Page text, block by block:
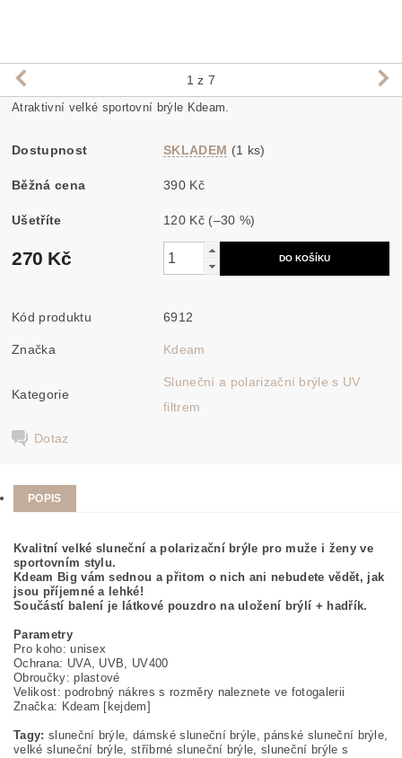
1 z 7
Atraktivní velké sportovní brýle Kdeam.
Dostupnost SKLADEM (1 ks)
Běžná cena 390 Kč
Ušetříte 120 Kč (–30 %)
270 Kč
Kód produktu 6912
Značka Kdeam
Kategorie
Sluneční a polarizační brýle s UV
filtrem
Dotaz
POPIS
Kvalitní velké sluneční a polarizační brýle pro muže i ženy ve
sportovním stylu.
Kdeam Big vám sednou a přitom o nich ani nebudete vědět, jak
jsou příjemné a lehké!
Součástí balení je látkové pouzdro na uložení brýlí + hadřík.
Parametry
Pro koho: unisex
Ochrana: UVA, UVB, UV400
Obroučky: plastové
Velikost: podrobný nákres s rozměry naleznete ve fotogalerii
Značka: Kdeam [kejdem]
Tagy: sluneční brýle, dámské sluneční brýle, pánské sluneční brýle,
velké sluneční brýle, stříbrné sluneční brýle, sluneční brýle s